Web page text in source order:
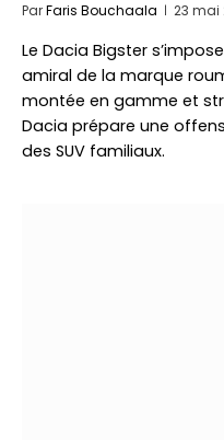
ParFaris Bouchaala 23 mai
Le Dacia Bigster
amiral de la marque
montée en gamme et
Dacia prépare une
des SUV familiaux.